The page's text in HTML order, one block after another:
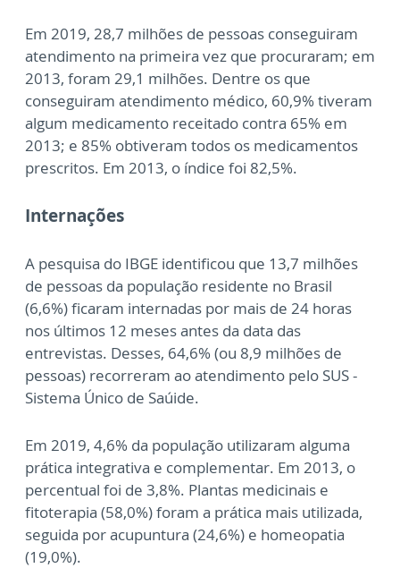
Em 2019, 28,7 milhões de pessoas conseguiram
atendimento na primeira vez que procuraram; em
2013, foram 29,1 milhões. Dentre os que
conseguiram atendimento médico, 60,9% tiveram
algum medicamento receitado contra 65% em
2013; e 85% obtiveram todos os medicamentos
prescritos. Em 2013, o índice foi 82,5%.
Internações
A pesquisa do IBGE identificou que 13,7 milhões
de pessoas da população residente no Brasil
(6,6%) ficaram internadas por mais de 24 horas
nos últimos 12 meses antes da data das
entrevistas. Desses, 64,6% (ou 8,9 milhões de
pessoas) recorreram ao atendimento pelo SUS -
Sistema Único de Saúide.
Em 2019, 4,6% da população utilizaram alguma
prática integrativa e complementar. Em 2013, o
percentual foi de 3,8%. Plantas medicinais e
fitoterapia (58,0%) foram a prática mais utilizada,
seguida por acupuntura (24,6%) e homeopatia
(19,0%).